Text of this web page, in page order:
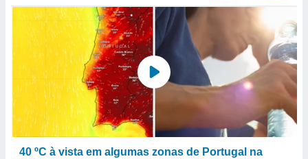
40 ºC à vista em algumas zonas de Portugal na